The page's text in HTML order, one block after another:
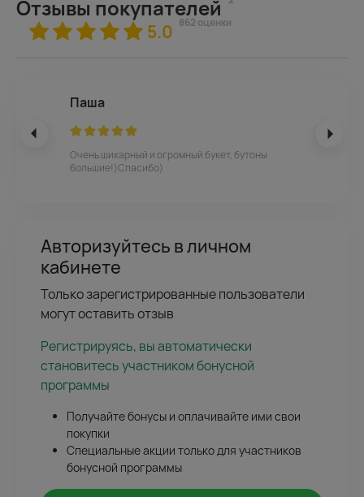
Отзывы покупателей
5.0 862 оценки
Паша
Очень шикарный и огромный букет, бутоны
большие!)Спасибо)
Авторизуйтесь в личном
кабинете
Только зарегистрированные пользователи
могут оставить отзыв
Регистрируясь, вы автоматически
становитесь участником бонусной
программы
Получайте бонусы и оплачивайте ими свои
покупки
Специальные акции только для участников
бонусной программы